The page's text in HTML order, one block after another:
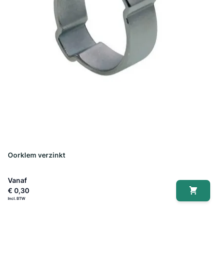
Oorklem verzinkt
Vanaf
€ 0,30